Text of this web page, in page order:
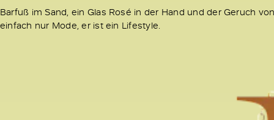
Barfuß im Sand, ein Glas Rosé in der Hand und der Geruch
einfach nur Mode, er ist ein Lifestyle.